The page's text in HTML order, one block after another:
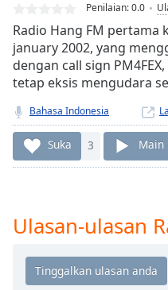
Type LIVE
Seek to
live,
currently
behind
liveLIVE
Remaining
Time-
Chapters
Chapters
Penilaian:0.0
Radio Hang FM pertama
january 2002, yang
dengan call sign
tetap eksis mengudara
Bahasa Indonesia
Suka 3 Main
Ulasan-ulasan